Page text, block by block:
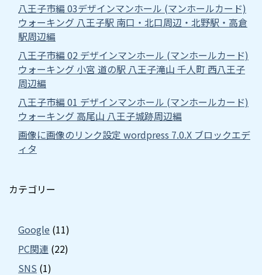
八王子市編 03デザインマンホール (マンホールカード)
ウォーキング 八王子駅 南口・北口周辺・北野駅・高倉
駅周辺編
八王子市編 02 デザインマンホール (マンホールカード)
ウォーキング 小宮 道の駅 八王子滝山 千人町 西八王子
周辺編
八王子市編 01 デザインマンホール (マンホールカード)
ウォーキング 高尾山 八王子城跡周辺編
画像に画像のリンク設定 wordpress 7.0.X ブロックエデ
ィタ
カテゴリー
Google (11)
PC関連 (22)
SNS (1)